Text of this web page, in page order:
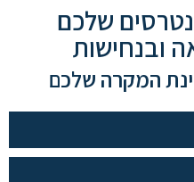
שלכם
ובנחישות
המקרה שלכם